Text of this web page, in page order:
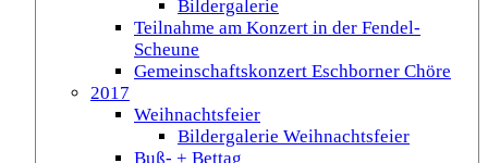
Bildergalerie
Teilnahme am Konzert in der Fendel-
Scheune
Gemeinschaftskonzert Eschborner Chöre
2017
Weihnachtsfeier
Bildergalerie Weihnachtsfeier
Buß- + Bettag